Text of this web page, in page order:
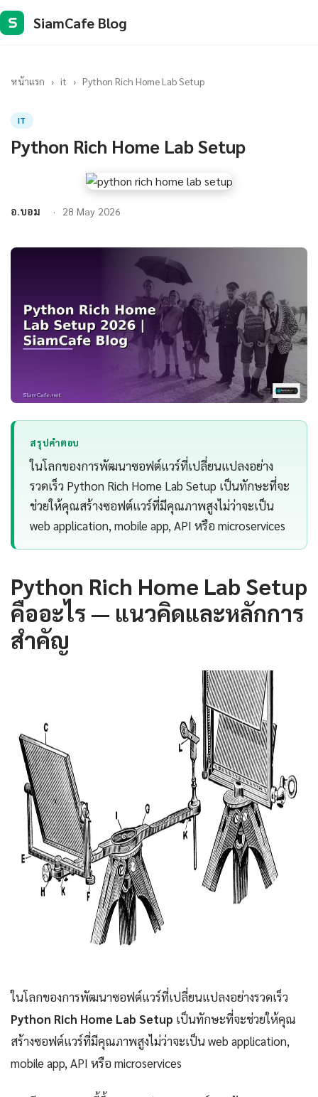
S SiamCafe Blog
หน้าแรก › it › Python Rich Home Lab Setup
IT
Python Rich Home Lab Setup
อ.บอม 28 May 2026
สรุปคำตอบ
ในโลกของการพัฒนาซอฟต์แวร์ที่เปลี่ยนแปลงอย่าง
รวดเร็ว Python Rich Home Lab Setup เป็นทักษะที่จะ
ช่วยให้คุณสร้างซอฟต์แวร์ที่มีคุณภาพสูงไม่ว่าจะเป็น
web application, mobile app, API หรือ microservices
Python Rich Home Lab Setup
คืออะไร — แนวคิดและหลักการ
สำคัญ
ในโลกของการพัฒนาซอฟต์แวร์ที่เปลี่ยนแปลงอย่างรวดเร็ว
Python Rich Home Lab Setup เป็นทักษะที่จะช่วยให้คุณ
สร้างซอฟต์แวร์ที่มีคุณภาพสูงไม่ว่าจะเป็น web application,
mobile app, API หรือ microservices